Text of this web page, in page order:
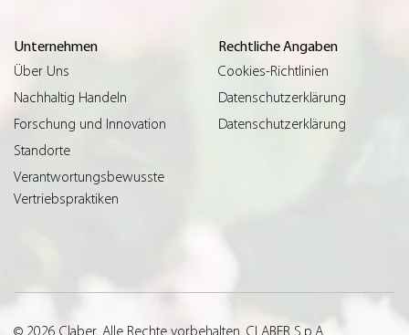
Unternehmen
Über Uns
Nachhaltig Handeln
Forschung und Innovation
Standorte
Verantwortungsbewusste
Vertriebspraktiken
Rechtliche Angaben
Cookies-Richtlinien
Datenschutzerklärung
Datenschutzerklärung
© 2026 Claber. Alle Rechte vorbehalten. CLABER S.p.A.